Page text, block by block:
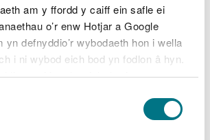
am y ffordd y caiff ein safle ei
o’r enw Hotjar a Google
defnyddio’r wybodaeth hon i wella
i ni wybod eich bod yn fodlon â hyn.
cwci i gadw eich dewis.
am ein cwcis cyn i chi ddewis.
Ysgrifennydd y Cabinet, Lelsey
wrth fy modd bod CNC
i dderbyn nawdd y cynllun
mwyn adfer mawndir Cymru.
hirdymor a ddaw yn sgil adfer